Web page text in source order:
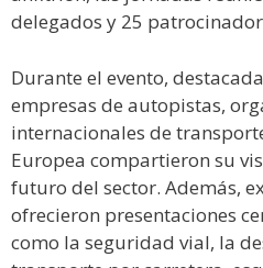
delegados y 25
Durante el evento,
empresas de autopistas,
internacionales de
Europea compartieron su
futuro del sector. Además,
ofrecieron presentaciones
como la seguridad vial, la